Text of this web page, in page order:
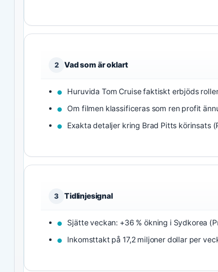
2 Vad som är oklart
Huruvida Tom Cruise faktiskt erbjöds
Om filmen klassificeras som ren profit
Exakta detaljer kring Brad Pitts körinsats
3 Tidlinjesignal
Sjätte veckan: +36 % ökning i Sydkorea
Inkomsttakt på 17,2 miljoner dollar per